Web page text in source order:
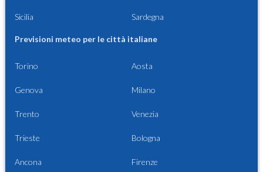
Sicilia Sardegna
Previsioni meteo per le città italiane
Torino Aosta
Genova Milano
Trento Venezia
Trieste Bologna
Ancona Firenze